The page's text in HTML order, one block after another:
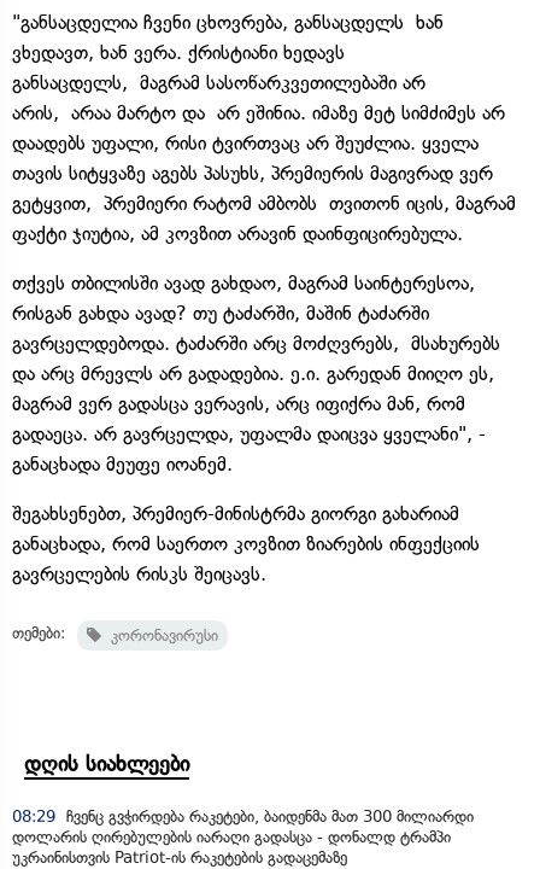
"განსაცდელია ჩვენი ცხოვრება, განსაცდელს ხან
ვხედავთ, ხან ვერა. ქრისტიანი ხედავს
განსაცდელს, მაგრამ სასოწარკვეთილებაში არ
არის, არაა მარტო და არ ეშინია. იმაზე მეტ სიმძიმეს არ
დაადებს უფალი, რისი ტვირთვაც არ შეუძლია. ყველა
თავის სიტყვაზე აგებს პასუხს, პრემიერის მაგივრად ვერ
გეტყვით, პრემიერი რატომ ამბობს თვითონ იცის, მაგრამ
ფაქტი ჯიუტია, ამ კოვზით არავინ დაინფიცირებულა.
თქვეს თბილისში ავად გახდაო, მაგრამ საინტერესოა,
რისგან გახდა ავად? თუ ტაძარში, მაშინ ტაძარში
გავრცელდებოდა. ტაძარში არც მოძღვრებს, მსახურებს
და არც მრევლს არ გადადებია. ე.ი. გარედან მიიღო ეს,
მაგრამ ვერ გადასცა ვერავის, არც იფიქრა მან, რომ
გადაეცა. არ გავრცელდა, უფალმა დაიცვა ყველანი", -
განაცხადა მეუფე იოანემ.
შეგახსენებთ, პრემიერ-მინისტრმა გიორგი გახარიამ
განაცხადა, რომ საერთო კოვზით ზიარების ინფექციის
გავრცელების რისკს შეიცავს.
თემები: კორონავირუსი
დღის სიახლეები
08:29 ჩვენც გვჭირდება რაკეტები, ბაიდენმა მათ 300 მილიარდი
დოლარის ღირებულების იარაღი გადასცა - დონალდ ტრამპი
უკრაინისთვის Patriot-ის რაკეტების გადაცემაზე